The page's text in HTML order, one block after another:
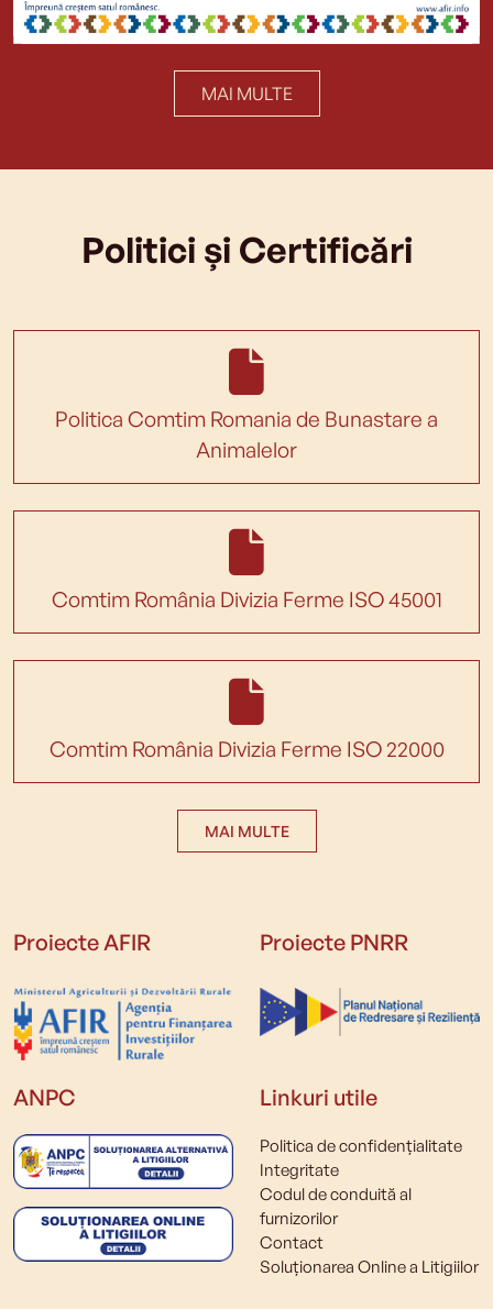
MAI MULTE
Politici și Certificări
Politica Comtim Romania de Bunastare a
Animalelor
Comtim România Divizia Ferme ISO 45001
Comtim România Divizia Ferme ISO 22000
MAI MULTE
Proiecte AFIR Proiecte PNRR
ANPC Linkuri utile
Politica de confidențialitate
Integritate
Codul de conduită al
furnizorilor
Contact
Soluționarea Online a Litigiilor